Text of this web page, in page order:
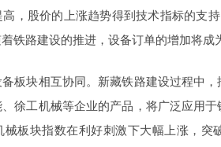
，股价的上涨趋势得到技术指标的支
铁路建设的推进，设备订单的增加将
板块相互协同。新藏铁路建设过程中
徐工机械等企业的产品，将广泛应用
械板块指数在利好刺激下大幅上涨，突